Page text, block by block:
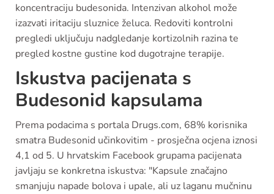
koncentraciju budesonida. Intenzivan alkohol može
izazvati iritaciju sluznice želuca. Redoviti kontrolni
pregledi uključuju nadgledanje kortizolnih razina te
pregled kostne gustine kod dugotrajne terapije.
Iskustva pacijenata s
Budesonid kapsulama
Prema podacima s portala Drugs.com, 68% korisnika
smatra Budesonid učinkovitim - prosječna ocjena iznosi
4,1 od 5. U hrvatskim Facebook grupama pacijenata
javljaju se konkretna iskustva: "Kapsule značajno
smanjuju napade bolova i upale, ali uz laganu mučninu